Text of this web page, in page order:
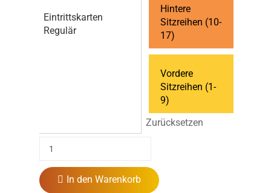
Eintrittskarten
Regulär
Hintere
Sitzreihen (10-
17)
Vordere
Sitzreihen (1-
9)
Zurücksetzen
In den Warenkorb